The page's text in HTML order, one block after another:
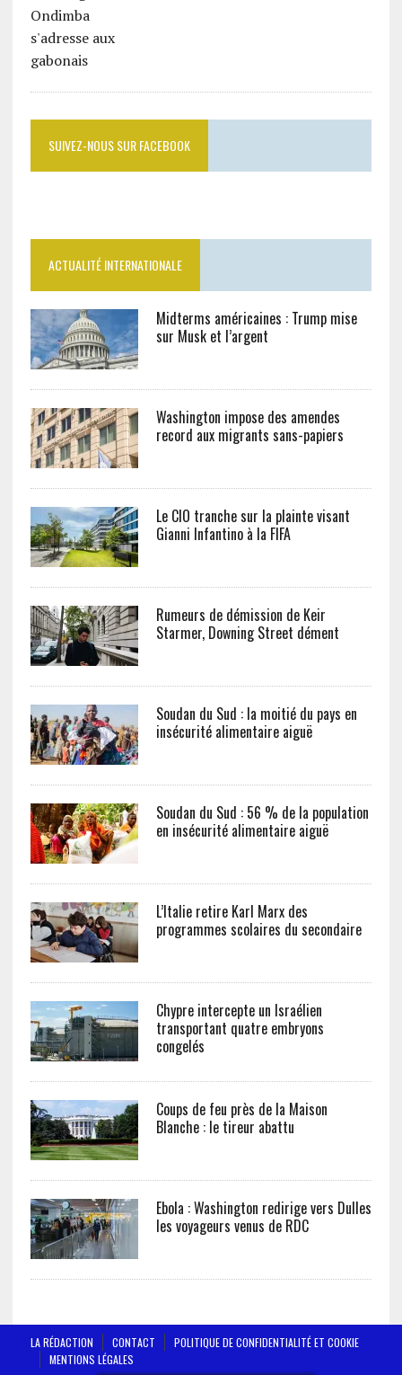
SUIVEZ-NOUS SUR FACEBOOK
ACTUALITÉ INTERNATIONALE
Midterms américaines : Trump mise
sur Musk et l’argent
Washington impose des amendes
record aux migrants sans-papiers
Le CIO tranche sur la plainte visant
Gianni Infantino à la FIFA
Rumeurs de démission de Keir
Starmer, Downing Street dément
Soudan du Sud : la moitié du pays en
insécurité alimentaire aiguë
Soudan du Sud : 56 % de la population
en insécurité alimentaire aiguë
L’Italie retire Karl Marx des
programmes scolaires du secondaire
Chypre intercepte un Israélien
transportant quatre embryons
congelés
Coups de feu près de la Maison
Blanche : le tireur abattu
Ebola : Washington redirige vers Dulles
les voyageurs venus de RDC
LA RÉDACTION CONTACT
POLITIQUE DE CONFIDENTIALITÉ ET COOKIE
MENTIONS LÉGALES